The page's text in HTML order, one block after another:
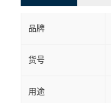
系
方
式
品牌
货号
用途